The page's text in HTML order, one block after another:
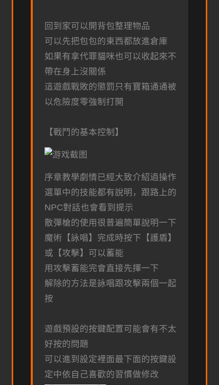
回到家可以開背包整理物品
可以先把包包的東西都放進倉庫
如果有拿代罪貓咪也可以收起來不
帶在身上沒關係
這遊戲戰敗的懲罰只有寶箱通通被
以危險度零強制打開
【戰鬥的基本控制】
序章教學劇情已經大致介紹過操作
選單中的技能都有說明，跟路上的
NPC對話也會看到提示
散彈槍的使用很普遍簡單說明一下
魔術【詠唱】完成時按下【護盾】
或【攻擊】可以蓄能
用攻擊蓄能完會直接先揮一下
解除的方法是詠唱跟攻擊兩個一起
按
遊戲預設的按鍵配置可能會有不太
好按的問題
可以進到設定裡面最下面的按鍵設
定中依自己喜歡的習慣做修改